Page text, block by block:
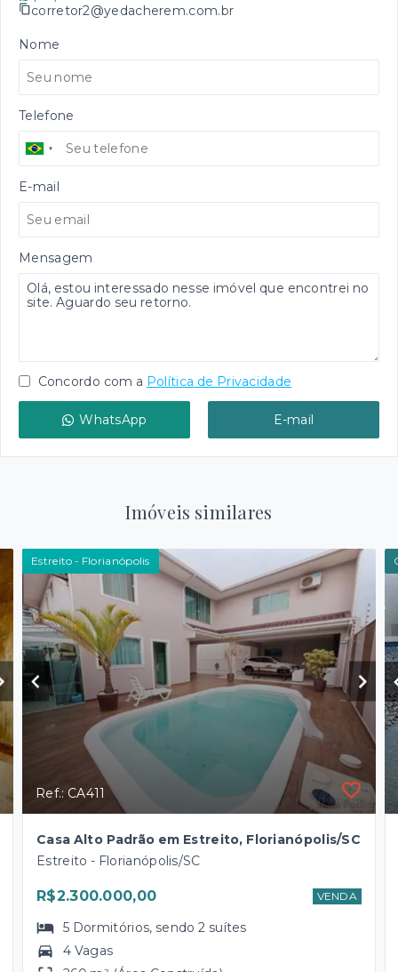
corretor2@yedacherem.com.br
Nome
Telefone
E-mail
Mensagem
Concordo com a Política de Privacidade
WhatsApp E-mail
Imóveis similares
Estreito - Florianópolis
Ref.: CA411
Casa Alto Padrão em Estreito, Florianópolis/SC
Estreito - Florianópolis/SC
R$2.300.000,00 VENDA
5 Dormitórios, sendo2 suítes
4 Vagas